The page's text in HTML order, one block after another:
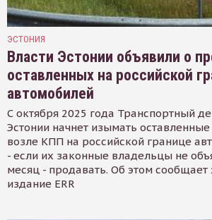
ЭСТОНИЯ
Власти Эстонии объявили о
оставленных на российской
автомобилей
С октября 2025 года Транспортный
Эстонии начнет изымать
возле КПП на российской границе
- если их законные владельцы не
месяц - продавать. Об этом сообщает
издание ERR